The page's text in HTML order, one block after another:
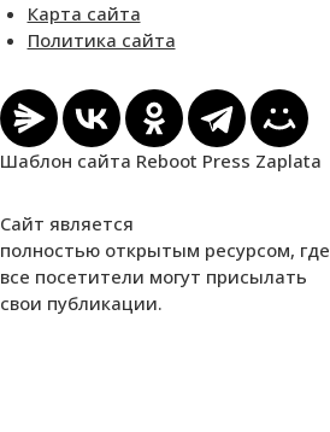
Карта сайта
Политика сайта
Шаблон сайта Reboot Press Zaplata
Сайт является
полностью открытым ресурсом, где
все посетители могут присылать
свои публикации.